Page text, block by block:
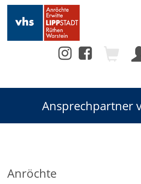
Ansprechpartner
Anröchte